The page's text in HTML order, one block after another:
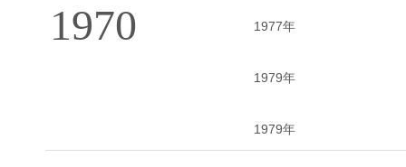
1970 1977年
1979年
1979年